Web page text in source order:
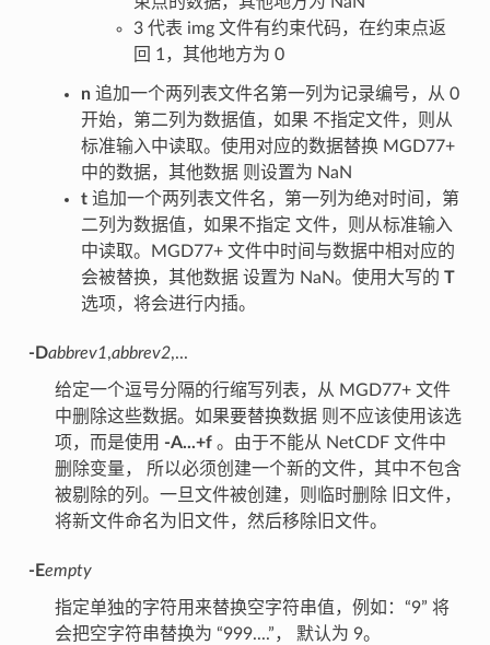
3 代表 img 文件有约束代码，在约束点返
回 1，其他地方为 0
n追加一个两列表文件名第一列为记录编号，从 0
开始，第二列为数据值，如果 不指定文件，则从
标准输入中读取。使用对应的数据替换 MGD77+
中的数据，其他数据 则设置为 NaN
t追加一个两列表文件名，第一列为绝对时间，第
二列为数据值，如果不指定 文件，则从标准输入
中读取。MGD77+ 文件中时间与数据中相对应的
会被替换，其他数据 设置为 NaN。使用大写的 T
选项，将会进行内插。
-Dabbrev1,abbrev2,...
给定一个逗号分隔的行缩写列表，从 MGD77+ 文件
中删除这些数据。如果要替换数据 则不应该使用该选
项，而是使用 -A...+f。由于不能从 NetCDF 文件中
删除变量， 所以必须创建一个新的文件，其中不包含
被剔除的列。一旦文件被创建，则临时删除 旧文件，
将新文件命名为旧文件，然后移除旧文件。
-Eempty
指定单独的字符用来替换空字符串值，例如：“9” 将
会把空字符串替换为 “999....”， 默认为 9。